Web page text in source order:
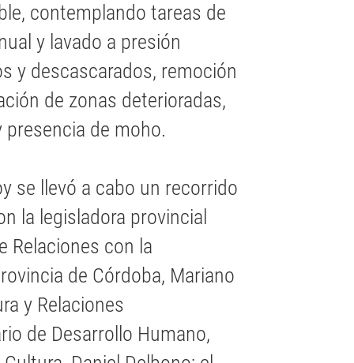
contemplando tareas de
y lavado a presión
y descascarados, remoción
de zonas deterioradas,
de moho.
se llevó a cabo un recorrido
la legisladora provincial
Relaciones con la
de Córdoba, Mariano
y Relaciones
de Desarrollo Humano,